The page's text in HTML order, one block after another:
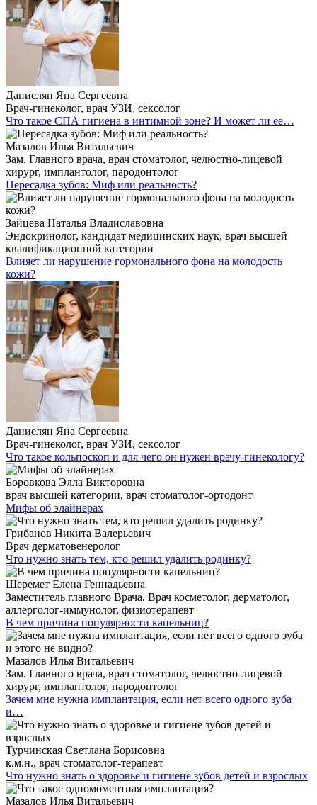
Даниелян Яна Сергеевна
Врач-гинеколог, врач УЗИ, сексолог
Что такое СПА гигиена в интимной зоне? И может ли ее…
Мазалов Илья Витальевич
Зам. Главного врача, врач стоматолог, челюстно-лицевой
хирург, имплантолог, пародонтолог
Пересадка зубов: Миф или реальность?
Зайцева Наталья Владиславовна
Эндокринолог, кандидат медицинских наук, врач высшей
квалификационной категории
Влияет ли нарушение гормонального фона на молодость
кожи?
Даниелян Яна Сергеевна
Врач-гинеколог, врач УЗИ, сексолог
Что такое кольпоскоп и для чего он нужен врачу-гинекологу?
Боровкова Элла Викторовна
врач высшей категории, врач стоматолог-ортодонт
Мифы об элайнерах
Грибанов Никита Валерьевич
Врач дерматовенеролог
Что нужно знать тем, кто решил удалить родинку?
Шеремет Елена Геннадьевна
Заместитель главного Врача. Врач косметолог, дерматолог,
аллерголог-иммунолог, физиотерапевт
В чем причина популярности капельниц?
Мазалов Илья Витальевич
Зам. Главного врача, врач стоматолог, челюстно-лицевой
хирург, имплантолог, пародонтолог
Зачем мне нужна имплантация, если нет всего одного зуба
и…
Турчинская Светлана Борисовна
к.м.н., врач стоматолог-терапевт
Что нужно знать о здоровье и гигиене зубов детей и взрослых
Мазалов Илья Витальевич